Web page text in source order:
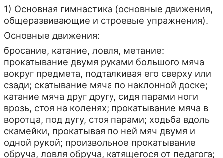
1) Основная гимнастика (основные движения,
общеразвивающие и строевые упражнения).
Основные движения:
бросание, катание, ловля, метание:
прокатывание двумя руками большого мяча
вокруг предмета, подталкивая его сверху или
сзади; скатывание мяча по наклонной доске;
катание мяча друг другу, сидя парами ноги
врозь, стоя на коленях; прокатывание мяча в
воротца, под дугу, стоя парами; ходьба вдоль
скамейки, прокатывая по ней мяч двумя и
одной рукой; произвольное прокатывание
обруча, ловля обруча, катящегося от педагога;